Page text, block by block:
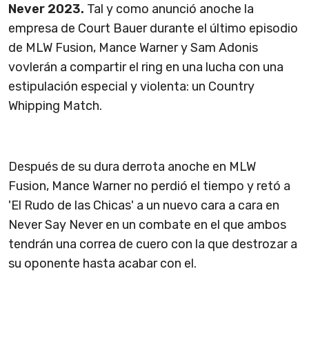
Never 2023. Tal y como anunció anoche la
empresa de Court Bauer durante el último episodio
de MLW Fusion, Mance Warner y Sam Adonis
vovlerán a compartir el ring en una lucha con una
estipulación especial y violenta: un Country
Whipping Match.
Después de su dura derrota anoche en MLW
Fusion, Mance Warner no perdió el tiempo y retó a
'El Rudo de las Chicas' a un nuevo cara a cara en
Never Say Never en un combate en el que ambos
tendrán una correa de cuero con la que destrozar a
su oponente hasta acabar con el.